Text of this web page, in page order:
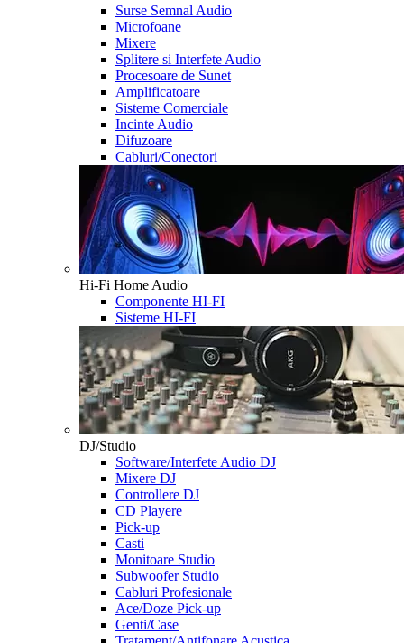
Surse Semnal Audio
Microfoane
Mixere
Splitere si Interfete Audio
Procesoare de Sunet
Amplificatoare
Sisteme Comerciale
Incinte Audio
Difuzoare
Cabluri/Conectori
Hi-Fi Home Audio
Componente HI-FI
Sisteme HI-FI
DJ/Studio
Software/Interfete Audio DJ
Mixere DJ
Controllere DJ
CD Playere
Pick-up
Casti
Monitoare Studio
Subwoofer Studio
Cabluri Profesionale
Ace/Doze Pick-up
Genti/Case